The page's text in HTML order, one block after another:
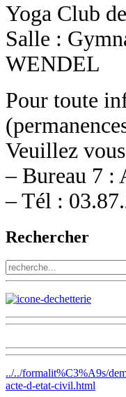
Yoga Club
Salle :
WENDEL
Pour toute
Veuillez
– Bureau 7 :
– Tél :
Rechercher
../../formalit%C3%A9s/
acte-d-etat-civil.html